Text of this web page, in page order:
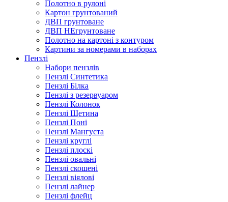
Полотно в рулоні
Картон грунтований
ДВП грунтоване
ДВП НЕгрунтоване
Полотно на картоні з контуром
Картини за номерами в наборах
Пензлі
Набори пензлів
Пензлі Синтетика
Пензлі Білка
Пензлі з резервуаром
Пензлі Колонок
Пензлі Щетина
Пензлі Поні
Пензлі Мангуста
Пензлі круглі
Пензлі плоскі
Пензлі овальні
Пензлі скошені
Пензлі віялові
Пензлі лайнер
Пензлі флейц